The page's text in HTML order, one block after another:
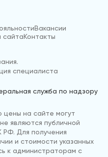
Вакансии
сайтаКонтакты
специалиста
служба по надзору
на сайте могут
являются публичной
РФ. Для получения
и стоимости указанных
к администраторам с